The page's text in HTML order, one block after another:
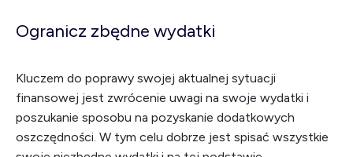
Ogranicz zbędne wydatki
Kluczem do poprawy swojej aktualnej sytuacji
finansowej jest zwrócenie uwagi na swoje wydatki i
poszukanie sposobu na pozyskanie dodatkowych
oszczędności. W tym celu dobrze jest spisać wszystkie